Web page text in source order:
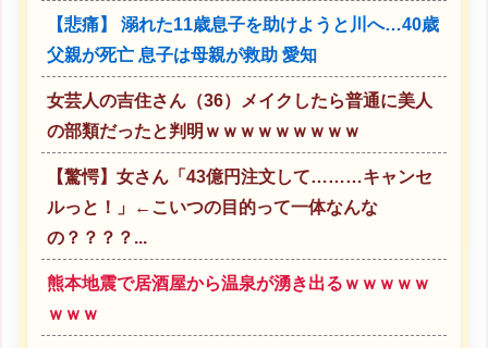
【悲痛】 溺れた11歳息子を助けようと川へ…40歳
父親が死亡 息子は母親が救助 愛知
女芸人の吉住さん（36）メイクしたら普通に美人
の部類だったと判明ｗｗｗｗｗｗｗｗｗ
【驚愕】女さん「43億円注文して………キャンセ
ルっと！」←こいつの目的って一体なんな
の？？？？...
熊本地震で居酒屋から温泉が湧き出るｗｗｗｗｗ
ｗｗｗ